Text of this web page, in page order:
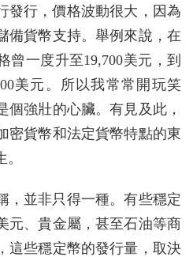
發行，價格波動很大，因為
備貨幣支持。舉例來說，在
曾一度升至19,700美元，到
美元。所以我常常開玩笑
個強壯的心臟。有見及此，
密貨幣和法定貨幣特點的東
，並非只得一種。有些穩定
元、貴金屬，甚至石油等商
這些穩定幣的發行量，取決